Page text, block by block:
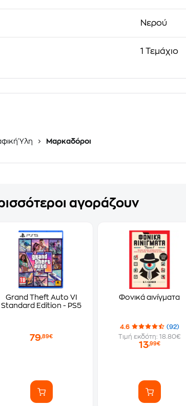
Νερού
1 Τεμάχιο
Ύλη Μαρκαδόροι
αγοράζουν
Grand Theft Auto VI
Standard Edition - PS5
79,89€
Φονικά αινίγματα
4.6
(92)
Τιμή εκδότη: 18.80€
13,99€